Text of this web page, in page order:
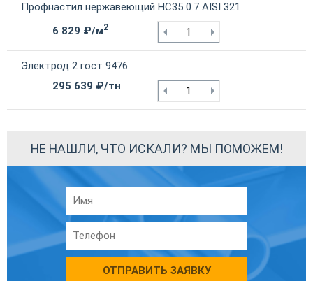
Профнастил нержавеющий НС35 0.7 AISI 321
6 829 ₽/м2
Электрод 2 гост 9476
295 639 ₽/тн
НЕ НАШЛИ, ЧТО ИСКАЛИ? МЫ ПОМОЖЕМ!
ОТПРАВИТЬ ЗАЯВКУ